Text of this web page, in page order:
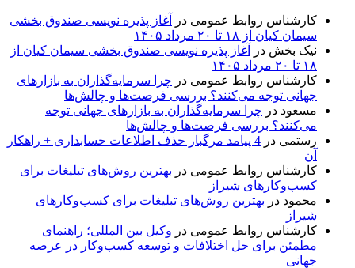
کارشناس روابط عمومی در
آغاز پذیره نویسی صندوق بخشی
سیمان کیان از ۱۸ تا ۲۰ مرداد ۱۴۰۵
نیک بخش در
آغاز پذیره نویسی صندوق بخشی سیمان کیان از
۱۸ تا ۲۰ مرداد ۱۴۰۵
کارشناس روابط عمومی در چرا سرمایه‌گذاران به بازارهای
جهانی توجه می‌کنند؟ بررسی فرصت‌ها و چالش‌ها
مسعود در چرا سرمایه‌گذاران به بازارهای جهانی توجه
می‌کنند؟ بررسی فرصت‌ها و چالش‌ها
رستمی در
4 پیامد مرگبار حذف اطلاعات حسابداری + راهکار
آن
کارشناس روابط عمومی در بهترین روش‌های تبلیغات برای
کسب‌وکارهای شیراز
محمود در بهترین روش‌های تبلیغات برای کسب‌وکارهای
شیراز
کارشناس روابط عمومی در وکیل بین المللی؛ راهنمای
مطمئن برای حل اختلافات و توسعه کسب‌وکار در عرصه
جهانی